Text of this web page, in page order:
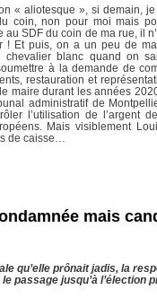
« aliotesque », si demain,
coin, non pour moi mais
au SDF du coin de ma rue, il
! Et puis, on a un peu de
chevalier blanc quand on
à la demande de
restauration et
maire durant les années
administratif de
l’utilisation de l’argent
Mais visiblement
de caisse…
mais
qu’elle prônait jadis, la
passage jusqu’à l’élection